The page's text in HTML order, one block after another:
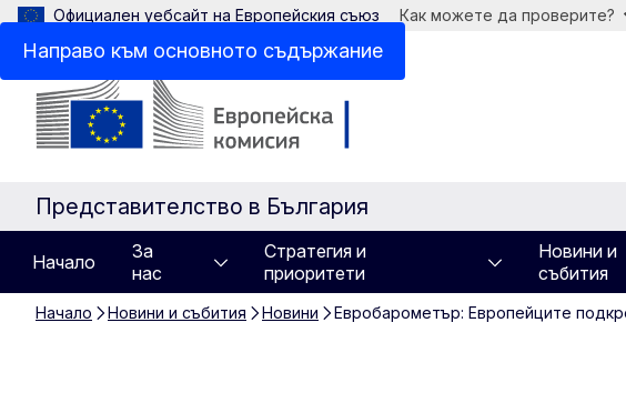
Направо към основното съдържание
Официален уебсайт на Европейския съюз Как можете да проверите?
Представителство в България
Начало
За
нас
Стратегия и
приоритети
Новини и
събития
Начало Новини и събития Новини Евробарометър: Европейците